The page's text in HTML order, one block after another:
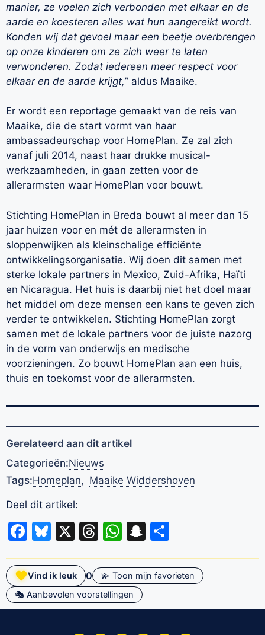
manier, ze voelen zich verbonden met elkaar en de
aarde en koesteren alles wat hun aangereikt wordt.
Konden wij dat gevoel maar een beetje overbrengen
op onze kinderen om ze zich weer te laten
verwonderen. Zodat iedereen meer respect voor
elkaar en de aarde krijgt,” aldus Maaike.
Er wordt een reportage gemaakt van de reis van
Maaike, die de start vormt van haar
ambassadeurschap voor HomePlan. Ze zal zich
vanaf juli 2014, naast haar drukke musical-
werkzaamheden, in gaan zetten voor de
allerarmsten waar HomePlan voor bouwt.
Stichting HomePlan in Breda bouwt al meer dan 15
jaar huizen voor en mét de allerarmsten in
sloppenwijken als kleinschalige efficiënte
ontwikkelingsorganisatie. Wij doen dit samen met
sterke lokale partners in Mexico, Zuid-Afrika, Haïti
en Nicaragua. Het huis is daarbij niet het doel maar
het middel om deze mensen een kans te geven zich
verder te ontwikkelen. Stichting HomePlan zorgt
samen met de lokale partners voor de juiste nazorg
in de vorm van onderwijs en medische
voorzieningen. Zo bouwt HomePlan aan een huis,
thuis en toekomst voor de allerarmsten.
Gerelateerd aan dit artikel
Categorieën:Nieuws
Tags:Homeplan, Maaike Widdershoven
Deel dit artikel:
Facebook
Bluesky
X Threads
WhatsApp
Snapchat
Vind ik leuk 0
💫 Toon mijn favorieten
🎭 Aanbevolen voorstellingen